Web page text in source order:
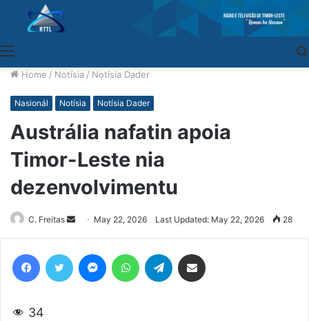
Home / Notísia / Notísia Dader
Nasionál Notísia Notísia Dader
Austrália nafatin apoia
Timor-Leste nia
dezenvolvimentu
C. Freitas
Send
an
email
May 22, 2026 Last Updated: May 22, 2026 28
34